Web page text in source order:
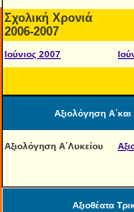
Σχολική Χρονιά
2006-2007
Ιούνιος 2007
Αξιολόγηση
Αξιολόγηση Α΄Λυκείου
Αξιοθέατα